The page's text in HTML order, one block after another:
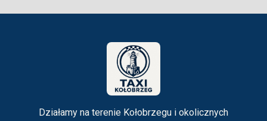
Działamy na terenie Kołobrzegu i okolicznych